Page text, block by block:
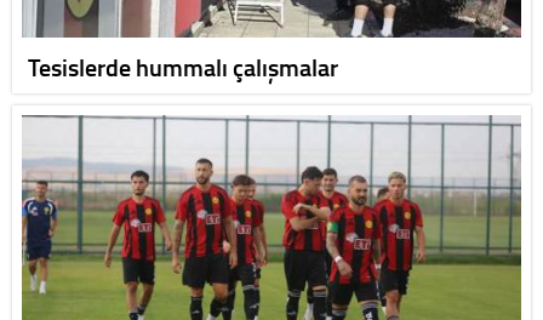
Tesislerde hummalı çalışmalar